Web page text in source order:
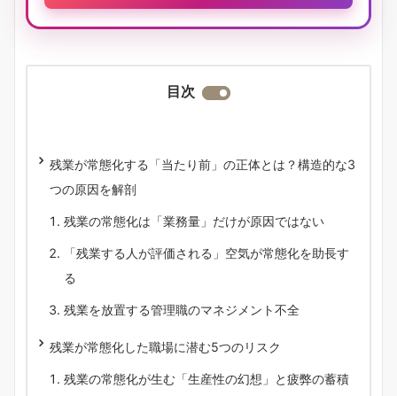
目次
残業が常態化する「当たり前」の正体とは？構造的な3
つの原因を解剖
残業の常態化は「業務量」だけが原因ではない
「残業する人が評価される」空気が常態化を助長す
る
残業を放置する管理職のマネジメント不全
残業が常態化した職場に潜む5つのリスク
残業の常態化が生む「生産性の幻想」と疲弊の蓄積